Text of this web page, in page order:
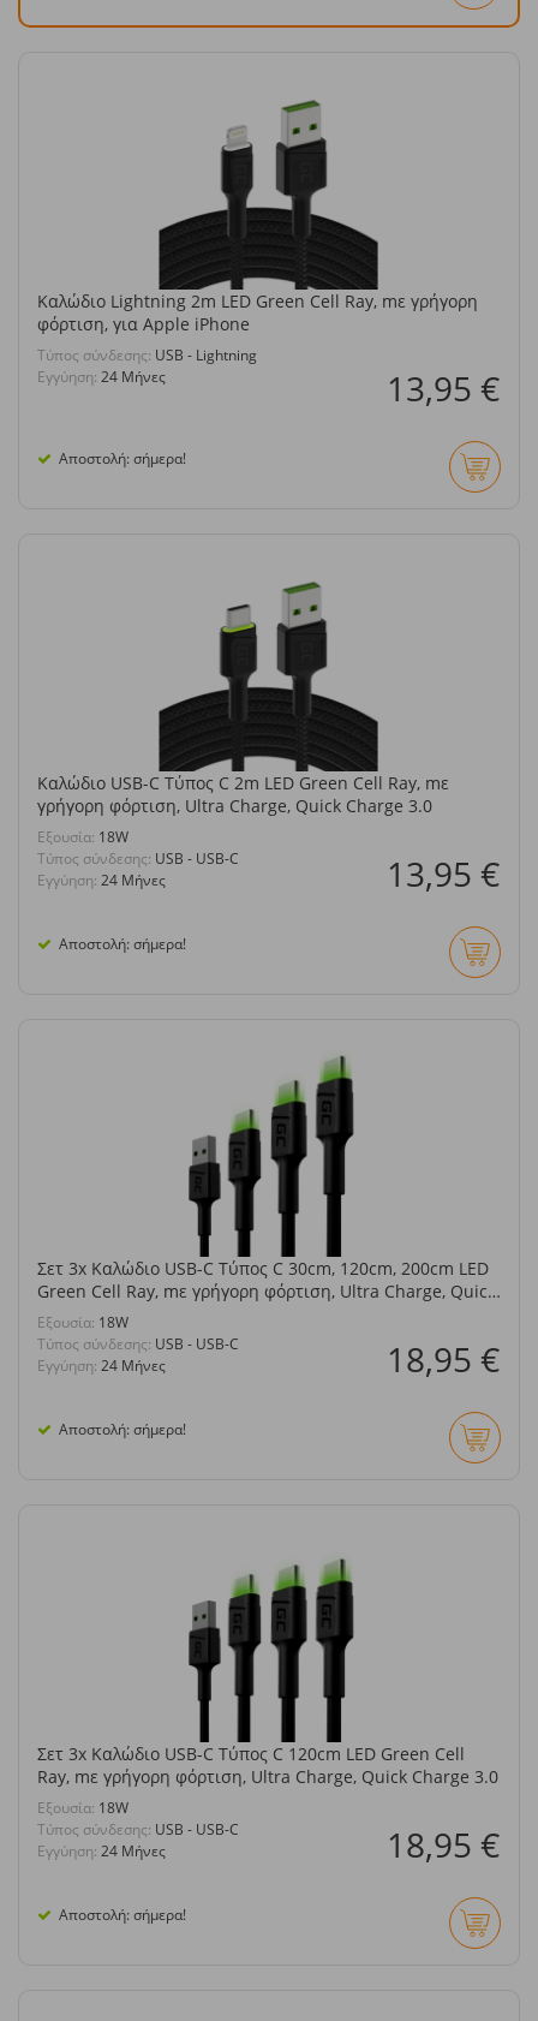
Καλώδιο Lightning 2m LED Green Cell Ray, mε γρήγορη
φόρτιση, για Apple iPhone
Τύπος σύνδεσης: USB - Lightning
Εγγύηση: 24 Μήνες 13,95 €
Αποστολή: σήμερα!
Καλώδιο USB-C Τύπος C 2m LED Green Cell Ray, mε
γρήγορη φόρτιση, Ultra Charge, Quick Charge 3.0
Eξουσία: 18W
Τύπος σύνδεσης: USB - USB-C
Εγγύηση: 24 Μήνες 13,95 €
Αποστολή: σήμερα!
Σετ 3x Καλώδιο USB-C Τύπος C 30cm, 120cm, 200cm LED
Green Cell Ray, mε γρήγορη φόρτιση, Ultra Charge, Quick
Charge 3.0
Eξουσία: 18W
Τύπος σύνδεσης: USB - USB-C
Εγγύηση: 24 Μήνες 18,95 €
Αποστολή: σήμερα!
Σετ 3x Καλώδιο USB-C Τύπος C 120cm LED Green Cell
Ray, mε γρήγορη φόρτιση, Ultra Charge, Quick Charge 3.0
Eξουσία: 18W
Τύπος σύνδεσης: USB - USB-C
Εγγύηση: 24 Μήνες 18,95 €
Αποστολή: σήμερα!